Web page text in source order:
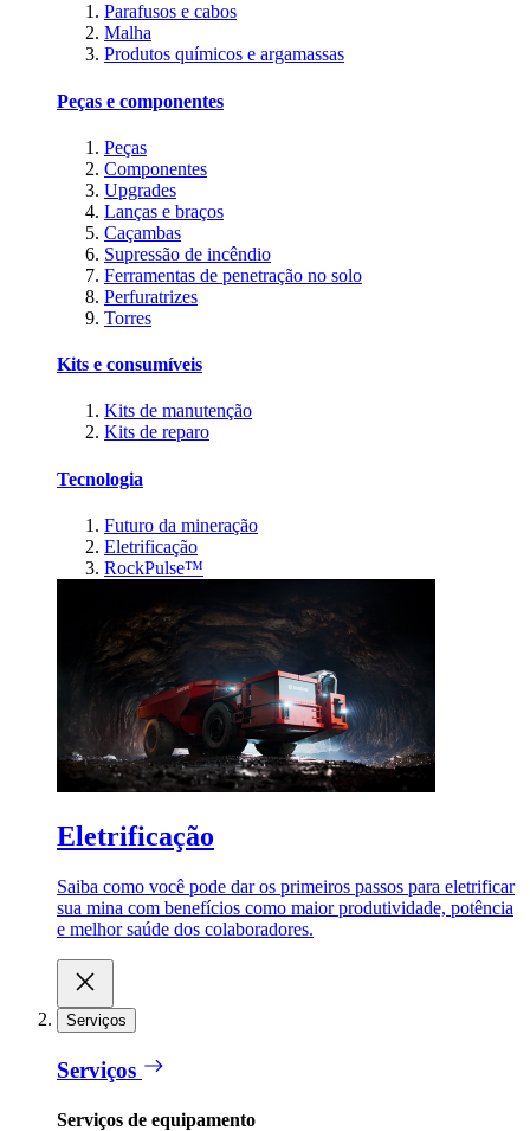
Parafusos e cabos
Malha
Produtos químicos e argamassas
Peças e componentes
Peças
Componentes
Upgrades
Lanças e braços
Caçambas
Supressão de incêndio
Ferramentas de penetração no solo
Perfuratrizes
Torres
Kits e consumíveis
Kits de manutenção
Kits de reparo
Tecnologia
Futuro da mineração
Eletrificação
RockPulse™
Eletrificação
Saiba como você pode dar os primeiros passos para eletrificar
sua mina com benefícios como maior produtividade, potência
e melhor saúde dos colaboradores.
Serviços
Serviços
Serviços de equipamento